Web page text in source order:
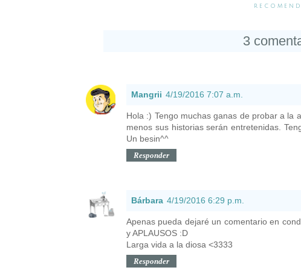
3
Mangrii 4/19/2016 7:07 a.m.
Hola :) Tengo muchas ganas de probar a la
menos sus historias serán entretenidas.
Un besin^^
Responder
Bárbara 4/19/2016 6:29 p.m.
Apenas pueda dejaré un comentario en
y APLAUSOS :D
Larga vida a la diosa <3333
Responder